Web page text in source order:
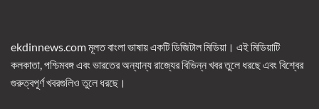
ekdinnews.com মূলত বাংলা ভাষায় একটি ডিজিটাল মিডিয়া। এই মিডিয়াটি
কলকাতা, পশ্চিমবঙ্গ এবং ভারতের অন্যান্য রাজ্যের বিভিন্ন খবর তুলে ধরছে এবং বিশ্বের
গুরুত্বপূর্ণ খবরগুলিও তুলে ধরছে।